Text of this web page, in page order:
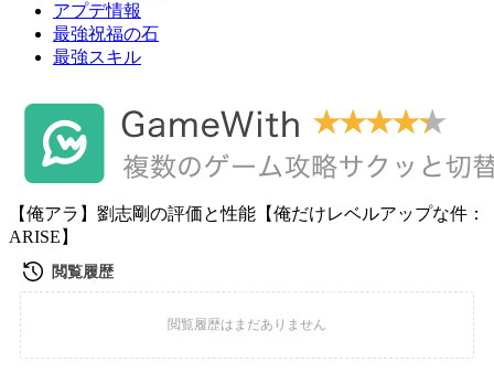
アプデ情報
最強祝福の石
最強スキル
【俺アラ】劉志剛の評価と性能【俺だけレベルアップな件：
ARISE】